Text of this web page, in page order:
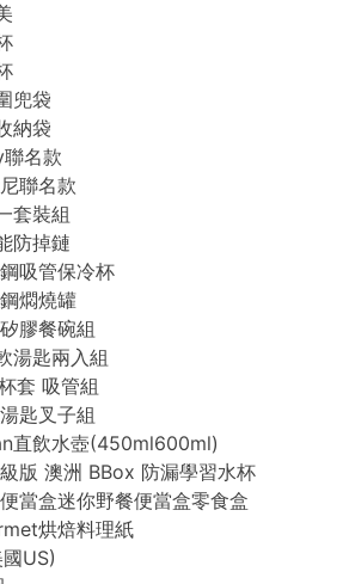
兜袋
納袋
名款
聯名款
套裝組
防掉鏈
吸管保冷杯
燜燒罐
膠餐碗組
湯匙兩入組
套 吸管組
匙叉子組
直飲水壺(450ml600ml)
版 澳洲 BBox 防漏學習水杯
當盒迷你野餐便當盒零食盒
烘焙料理紙
US)